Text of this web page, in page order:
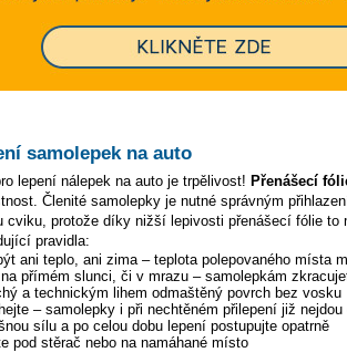
samolepek na auto
lepení nálepek na auto je trpělivost! Přenášecí
Členité samolepky je nutné správným
cviku, protože díky nižší lepivosti přenášecí fólie to
pravidla:
ani teplo, ani zima – teplota polepovaného místa
přímém slunci, či v mrazu – samolepkám
a technickým lihem odmaštěný povrch bez vosku
– samolepky i při nechtěném přilepení již nejdou
sílu a po celou dobu lepení postupujte opatrně
pod stěrač nebo na namáhané místo